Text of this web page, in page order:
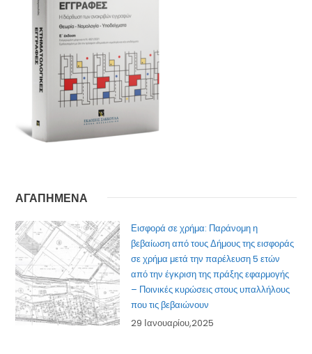
ΑΓΑΠΗΜΕΝΑ
Εισφορά σε χρήμα: Παράνομη η
βεβαίωση από τους Δήμους της εισφοράς
σε χρήμα μετά την παρέλευση 5 ετών
από την έγκριση της πράξης εφαρμογής
– Ποινικές κυρώσεις στους υπαλλήλους
που τις βεβαιώνουν
29 Ιανουαρίου,2025